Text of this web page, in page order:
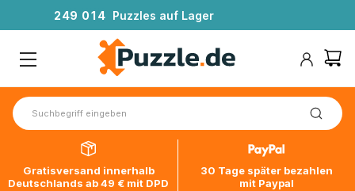
249 01 4 Puzzles auf Lager
Gratisversand innerhalb
Deutschlands ab 49 € mit DPD
30 Tage später bezahlen
mit Paypal